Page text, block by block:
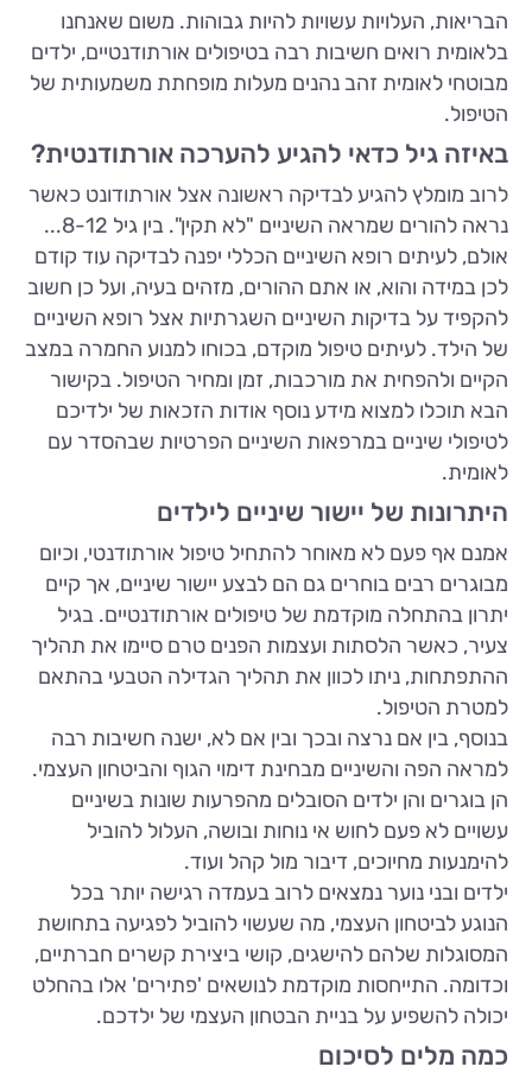
הבריאות, העלויות עשויות להיות גבוהות. משום שאנחנו
בלאומית רואים חשיבות רבה בטיפולים אורתודנטיים, ילדים
מבוטחי לאומית זהב נהנים מעלות מופחתת משמעותית של
הטיפול.
באיזה גיל כדאי להגיע להערכה אורתודנטית?
לרוב מומלץ להגיע לבדיקה ראשונה אצל אורתודונט כאשר
נראה להורים שמראה השיניים "לא תקין". בין גיל 8-12...
אולם, לעיתים רופא השיניים הכללי יפנה לבדיקה עוד קודם
לכן במידה והוא, או אתם ההורים, מזהים בעיה, ועל כן חשוב
להקפיד על בדיקות השיניים השגרתיות אצל רופא השיניים
של הילד. לעיתים טיפול מוקדם, בכוחו למנוע החמרה במצב
הקיים ולהפחית את מורכבות, זמן ומחיר הטיפול. בקישור
הבא תוכלו למצוא מידע נוסף אודות הזכאות של ילדיכם
לטיפולי שיניים במרפאות השיניים הפרטיות שבהסדר עם
לאומית.
היתרונות של יישור שיניים לילדים
אמנם אף פעם לא מאוחר להתחיל טיפול אורתודנטי, וכיום
מבוגרים רבים בוחרים גם הם לבצע יישור שיניים, אך קיים
יתרון בהתחלה מוקדמת של טיפולים אורתודנטיים. בגיל
צעיר, כאשר הלסתות ועצמות הפנים טרם סיימו את תהליך
ההתפתחות, ניתו לכוון את תהליך הגדילה הטבעי בהתאם
למטרת הטיפול.
בנוסף, בין אם נרצה ובכך ובין אם לא, ישנה חשיבות רבה
למראה הפה והשיניים מבחינת דימוי הגוף והביטחון העצמי.
הן בוגרים והן ילדים הסובלים מהפרעות שונות בשיניים
עשויים לא פעם לחוש אי נוחות ובושה, העלול להוביל
להימנעות מחיוכים, דיבור מול קהל ועוד.
ילדים ובני נוער נמצאים לרוב בעמדה רגישה יותר בכל
הנוגע לביטחון העצמי, מה שעשוי להוביל לפגיעה בתחושת
המסוגלות שלהם להישגים, קושי ביצירת קשרים חברתיים,
וכדומה. התייחסות מוקדמת לנושאים 'פתירים' אלו בהחלט
יכולה להשפיע על בניית הבטחון העצמי של ילדכם.
כמה מלים לסיכום